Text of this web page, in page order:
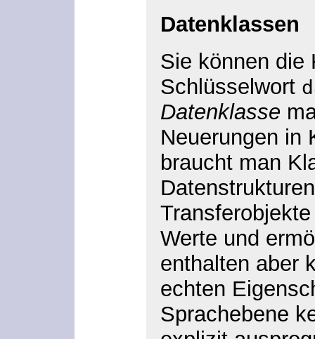
Datenklassen
Sie können
Schlüsselwort
Datenklasse
Neuerungen in
braucht man
Werte und
enthalten aber
echten
Sprachebene